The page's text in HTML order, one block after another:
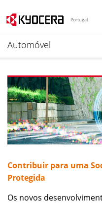
Portugal
Automóvel
Contribuir para uma
Protegida
Os novos